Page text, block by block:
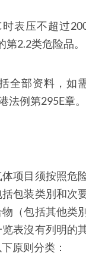
表压不超过
2.2类危险品。
全部资料，如
法例第295E章。
项目须按照危
包装类別和次
（包括其他类
表沒有列明的
原则分类：